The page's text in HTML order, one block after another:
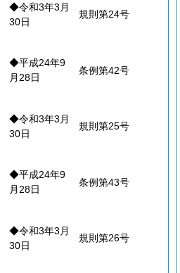
◆令和3年3月
30日
規則第24号
◆平成24年9
月28日
条例第42号
◆令和3年3月
30日
規則第25号
◆平成24年9
月28日
条例第43号
◆令和3年3月
30日
規則第26号